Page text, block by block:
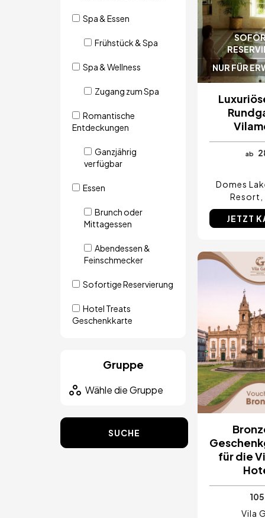
Spa & Essen
Frühstück & Spa
Spa & Wellness
Zugang zum Spa
Romantische
Entdeckungen
Ganzjährig
verfügbar
Essen
Brunch oder
Mittagessen
Abendessen &
Feinschmecker
Sofortige Reservierung
Hotel Treats
Geschenkkarte
Gruppe
SUCHE
NUR FÜR
ab
Domes
Resort
JETZT
Bild
für die
Vila